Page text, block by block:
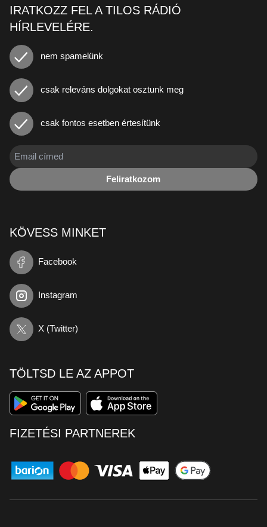
IRATKOZZ FEL A TILOS RÁDIÓ
HÍRLEVELÉRE.
nem spamelünk
csak releváns dolgokat osztunk meg
csak fontos esetben értesítünk
Feliratkozom
KÖVESS MINKET
Facebook
Instagram
X (Twitter)
TÖLTSD LE AZ APPOT
FIZETÉSI PARTNEREK